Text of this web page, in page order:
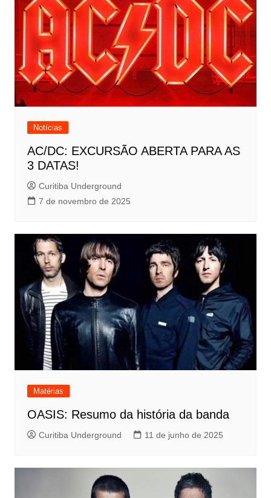
Notícias
AC/DC: EXCURSÃO ABERTA PARA AS
3 DATAS!
Curitiba Underground
7 de novembro de 2025
Matérias
OASIS: Resumo da história da banda
Curitiba Underground 11 de junho de 2025